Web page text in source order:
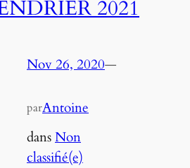
2021
Nov 26, 2020—
parAntoine
dansNon
classifié(e)